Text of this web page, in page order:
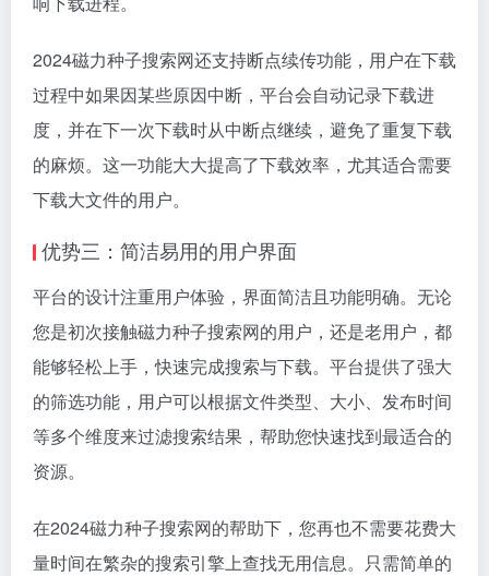
2024磁力种子搜索网还支持断点续传功能，用户在下载
过程中如果因某些原因中断，平台会自动记录下载进
度，并在下一次下载时从中断点继续，避免了重复下载
的麻烦。这一功能大大提高了下载效率，尤其适合需要
下载大文件的用户。
优势三：简洁易用的用户界面
平台的设计注重用户体验，界面简洁且功能明确。无论
您是初次接触磁力种子搜索网的用户，还是老用户，都
能够轻松上手，快速完成搜索与下载。平台提供了强大
的筛选功能，用户可以根据文件类型、大小、发布时间
等多个维度来过滤搜索结果，帮助您快速找到最适合的
资源。
在2024磁力种子搜索网的帮助下，您再也不需要花费大
量时间在繁杂的搜索引擎上查找无用信息。只需简单的